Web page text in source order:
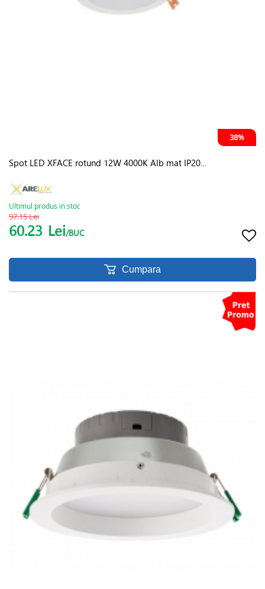
38%
Spot LED XFACE rotund 12W 4000K Alb mat IP20...
Ultimul produs in stoc
97.15 Lei
60.23 Lei/BUC
Cumpara